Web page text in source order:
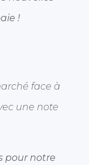
!
face à
une note
pour notre